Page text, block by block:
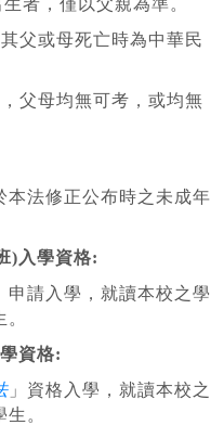
者，僅以父親為準。
父或母死亡時為中華民
父母均無可考，或均無
本法修正公布時之未成年
)入學資格:
申請入學，就讀本校之學
資格:
」資格入學，就讀本校之
。